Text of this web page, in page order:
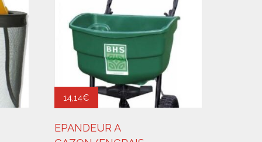
14,14€
EPANDEUR A